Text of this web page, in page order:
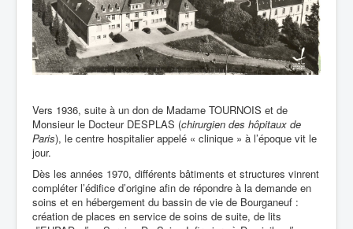
Le Centre Hospitalier
Les services
Qualité
Cellule Ville Hôpital
Santé Publique
Vers 1936, suite à un don de Madame TOURNOIS et de
Monsieur le Docteur DESPLAS (chirurgien des hôpitaux de
Paris), le centre hospitalier appelé « clinique » à l’époque vit le
jour.
Dès les années 1970, différents bâtiments et structures vinrent
compléter l’édifice d’origine afin de répondre à la demande en
soins et en hébergement du bassin de vie de Bourganeuf :
création de places en service de soins de suite, de lits